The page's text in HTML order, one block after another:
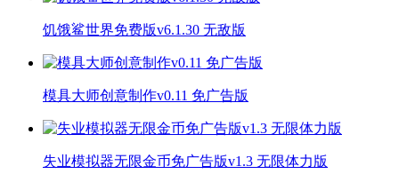
饥饿鲨世界免费版v6.1.30 无敌版
模具大师创意制作v0.11 免广告版
失业模拟器无限金币免广告版v1.3 无限体力版